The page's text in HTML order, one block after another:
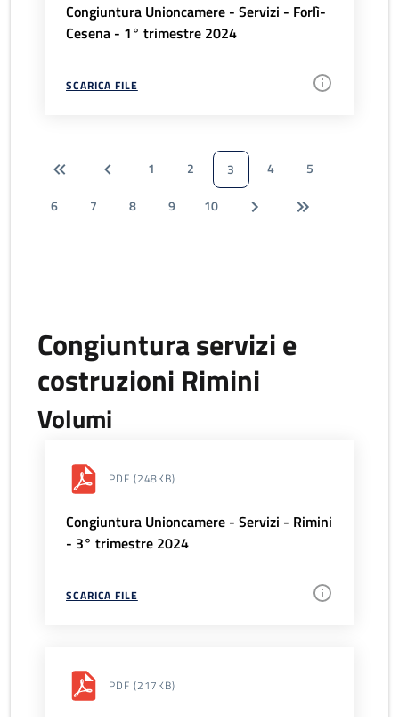
Congiuntura Unioncamere - Servizi - Forlì-
Cesena - 1° trimestre 2024
SCARICA FILE
1 2 3 4
5
6
7 8 9 10
Congiuntura servizi e
costruzioni Rimini
Volumi
PDF (248KB)
Congiuntura Unioncamere - Servizi - Rimini
- 3° trimestre 2024
SCARICA FILE
PDF (217KB)